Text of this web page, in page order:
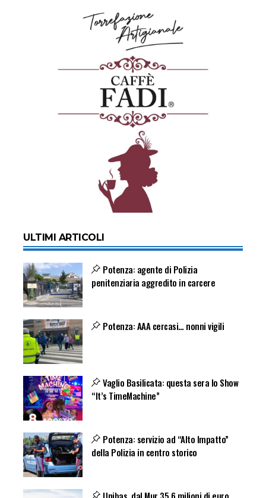
ULTIMI ARTICOLI
Potenza: agente di Polizia
penitenziaria aggredito in carcere
Potenza: AAA cercasi… nonni vigili
Vaglio Basilicata: questa sera lo Show
“It’s TimeMachine”
Potenza: servizio ad “Alto Impatto”
della Polizia in centro storico